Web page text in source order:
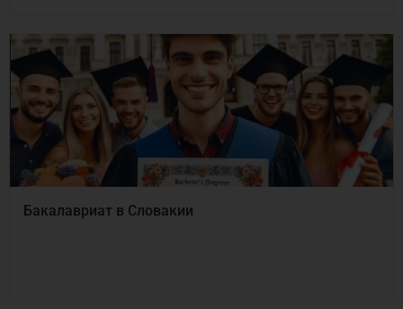
Бакалавриат в Словакии